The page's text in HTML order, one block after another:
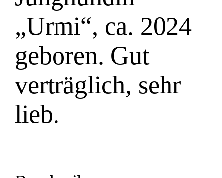
„Urmi“, ca. 2024
geboren. Gut
verträglich, sehr
lieb.